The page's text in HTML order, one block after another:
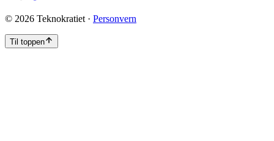
© 2026 Teknokratiet · Personvern
Til toppen